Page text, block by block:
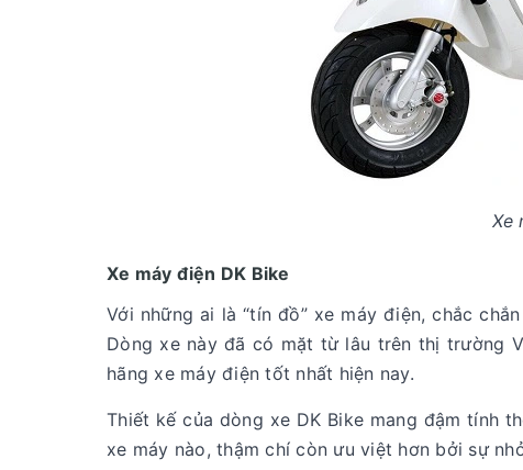
Xe
Xe máy điện DK Bike
Với những ai là “tín đồ” xe máy điện, chắc
Dòng xe này đã có mặt từ lâu trên thị trường
hãng xe máy điện tốt nhất hiện nay.
Thiết kế của dòng xe DK Bike mang đậm tính
xe máy nào, thậm chí còn ưu việt hơn bởi sự